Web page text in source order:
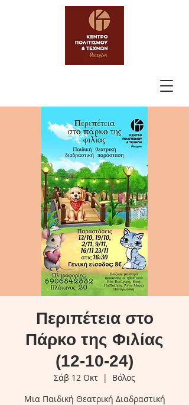
Περιπέτεια στο
Πάρκο της Φιλίας
(12-10-24)
Σάβ 12 Οκτ
  |
Βόλος
Μια Παιδική Θεατρική Διαδραστική